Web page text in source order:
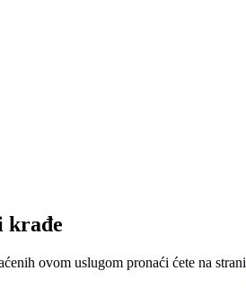
krađe
ovom uslugom pronaći ćete na strani